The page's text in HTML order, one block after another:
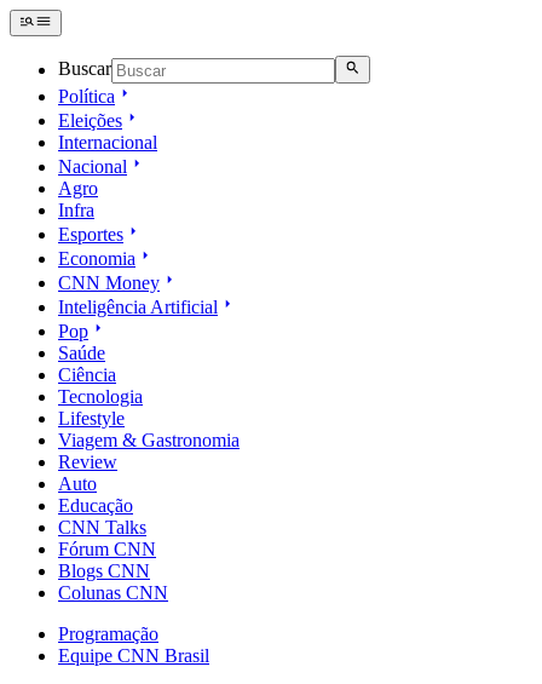
Buscar
Política
Eleições
Internacional
Nacional
Agro
Infra
Esportes
Economia
CNN Money
Inteligência Artificial
Pop
Saúde
Ciência
Tecnologia
Lifestyle
Viagem & Gastronomia
Review
Auto
Educação
CNN Talks
Fórum CNN
Blogs CNN
Colunas CNN
Programação
Equipe CNN Brasil